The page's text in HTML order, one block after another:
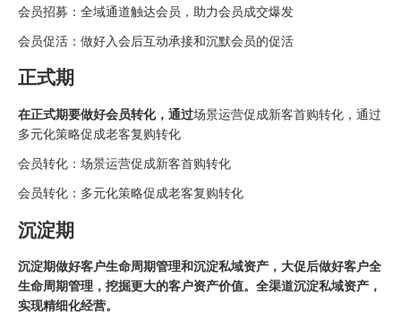
会员招募：全域通道触达会员，助力会员成交爆发
会员促活：做好入会后互动承接和沉默会员的促活
正式期
在正式期要做好会员转化，通过场景运营促成新客首购转化，通过
多元化策略促成老客复购转化
会员转化：场景运营促成新客首购转化
会员转化：多元化策略促成老客复购转化
沉淀期
沉淀期做好客户生命周期管理和沉淀私域资产，大促后做好客户全
生命周期管理，挖掘更大的客户资产价值。全渠道沉淀私域资产，
实现精细化经营。